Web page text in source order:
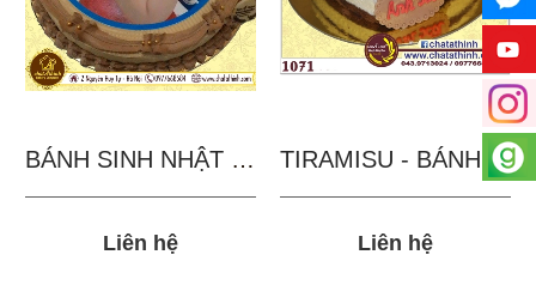
BÁNH SINH NHẬT IN...
Liên hệ
TIRAMISU - BÁNH TẶNG...
Liên hệ